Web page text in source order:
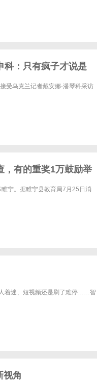
科：只有疯子才说是
受乌克兰记者戴安娜·潘琴科采访
，有的重奖1万鼓励举
宁。据睢宁县教育局7月25日消
着迷、短视频还是刷了难停……智
视角